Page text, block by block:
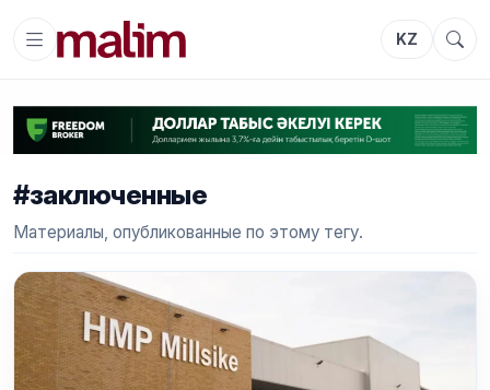
KZ
#заключенные
Материалы, опубликованные по этому тегу.